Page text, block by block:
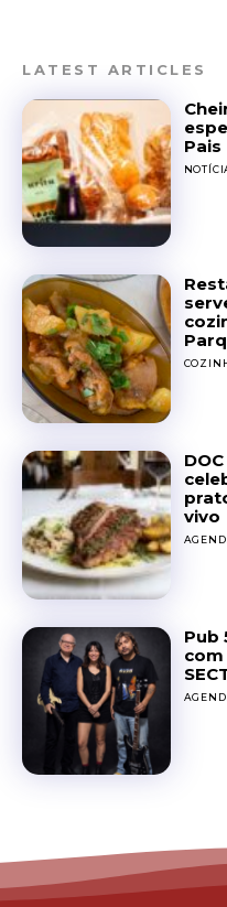
LATEST ARTICLES
Pais
vivo
Pub
com